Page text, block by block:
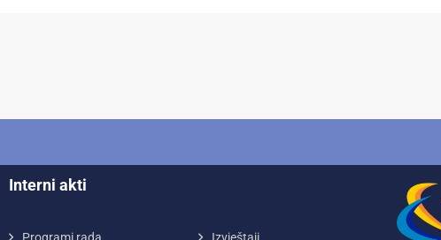
Interni akti